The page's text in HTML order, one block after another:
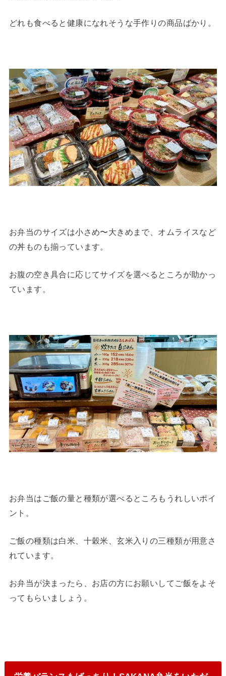
どれも食べると健康になれそうな手作りの商品ばかり。
お弁当のサイズは小さめ〜大きめまで、オムライスなど
の丼ものも揃っています。
お腹の空き具合に応じてサイズを選べるところが助かっ
ています。
お弁当はご飯の量と種類が選べるところもうれしいポイ
ント。
ご飯の種類は白米、十穀米、玄米入りの三種類が用意さ
れています。
お弁当が決まったら、お店の方にお願いしてご飯をよそ
ってもらいましょう。